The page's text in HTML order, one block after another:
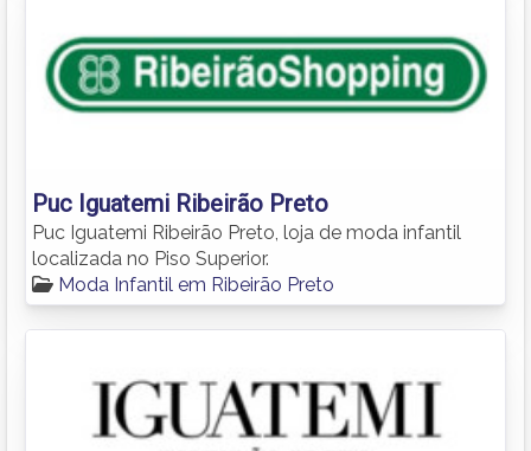
Puc Iguatemi Ribeirão Preto
Puc Iguatemi Ribeirão Preto, loja de moda infantil
localizada no Piso Superior.
Moda Infantil em Ribeirão Preto